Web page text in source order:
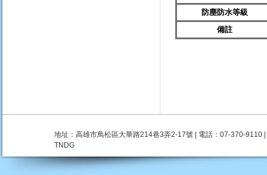
防塵防水等級
備註
地址：高雄市鳥松區大華路214巷3弄2-17號 | 電話：07-370-
TNDG